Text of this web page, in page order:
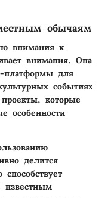
обычаям
внимания к
внимания. Она
платформы для
событиях
которые
особенности
делится
известным